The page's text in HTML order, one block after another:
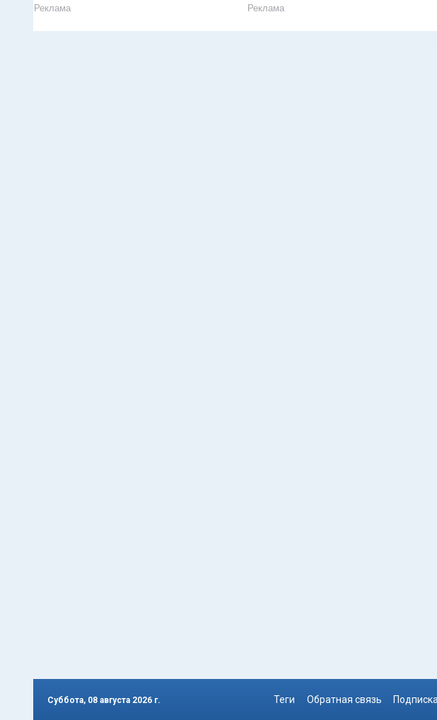
Реклама Реклама
Суббота, 08 августа 2026 г. Теги Обратная связь